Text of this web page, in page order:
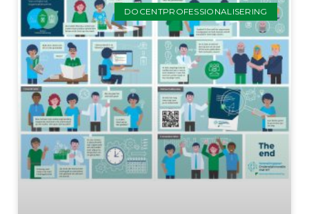
DOCENTPROFESSIONALISERING